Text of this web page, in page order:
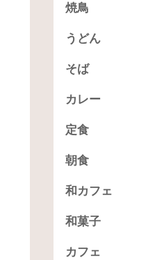
焼鳥
うどん
そば
カレー
定食
朝食
和カフェ
和菓子
カフェ